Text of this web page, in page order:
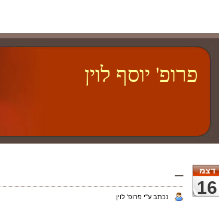
פרופ' יוסף לוין
דצמ
16
–
נכתב ע"י פרופ' לוין